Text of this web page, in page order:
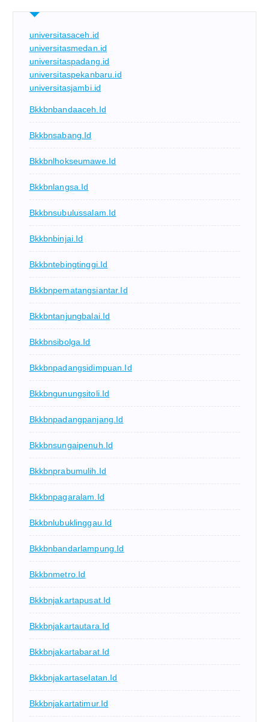
universitasaceh.id
universitasmedan.id
universitaspadang.id
universitaspekanbaru.id
universitasjambi.id
Bkkbnbandaaceh.id
Bkkbnsabang.id
Bkkbnlhokseumawe.id
Bkkbnlangsa.id
Bkkbnsubulussalam.id
Bkkbnbinjai.id
Bkkbntebingtinggi.id
Bkkbnpematangsiantar.id
Bkkbntanjungbalai.id
Bkkbnsibolga.id
Bkkbnpadangsidimpuan.id
Bkkbngunungsitoli.id
Bkkbnpadangpanjang.id
Bkkbnsungaipenuh.id
Bkkbnprabumulih.id
Bkkbnpagaralam.id
Bkkbnlubuklinggau.id
Bkkbnbandarlampung.id
Bkkbnmetro.id
Bkkbnjakartapusat.id
Bkkbnjakartautara.id
Bkkbnjakartabarat.id
Bkkbnjakartaselatan.id
Bkkbnjakartatimur.id